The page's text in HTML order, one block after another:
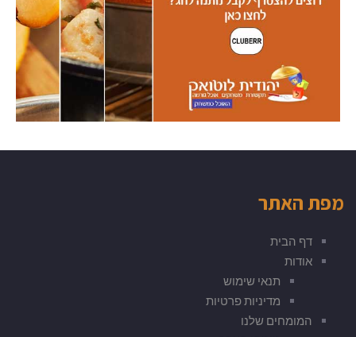
מפת האתר
דף הבית
אודות
תנאי שימוש
מדיניות פרטיות
המומחים שלנו